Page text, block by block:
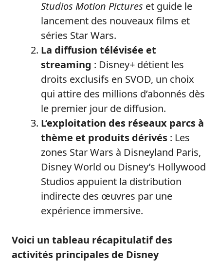
Studios Motion Pictures et guide le
lancement des nouveaux films et
séries Star Wars.
La diffusion télévisée et
streaming : Disney+ détient les
droits exclusifs en SVOD, un choix
qui attire des millions d’abonnés dès
le premier jour de diffusion.
L’exploitation des réseaux parcs à
thème et produits dérivés : Les
zones Star Wars à Disneyland Paris,
Disney World ou Disney’s Hollywood
Studios appuient la distribution
indirecte des œuvres par une
expérience immersive.
Voici un tableau récapitulatif des
activités principales de Disney